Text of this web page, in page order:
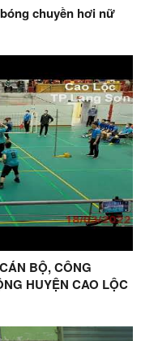
chuyền hơi nữ
BỘ, CÔNG
HUYỆN CAO LỘC